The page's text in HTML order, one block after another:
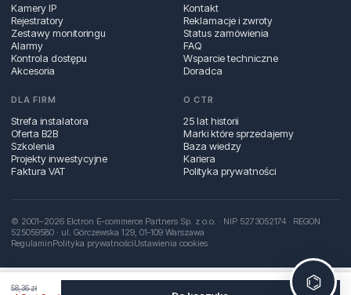
58,36 zł
Kamery IP
Rejestratory
Zestawy monitoringu
Alarmy
Kontrola dostępu
Akcesoria
Kontakt
Reklamacje i zwroty
Status zamówienia
FAQ
Wsparcie techniczne
Doradca
DLA FIRM
Strefa instalatora
Oferta B2B
Szkolenia
Projekty inwestycyjne
Faktura VAT
O CTR
25 lat historii
Marki które sprzedajemy
Baza wiedzy
Kariera
Polityka prywatności
© 2001–2026 Elctron E-commerce Partners Sp. z o.o. · NIP 5273052174 · REGON
525059580 · ul. Górczewska 129, 01‑109 Warszawa
RegulaminPolityka prywatnościUstawienia cookies
⌬